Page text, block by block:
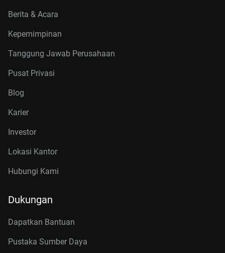
Berita & Acara
Kepemimpinan
Tanggung Jawab Perusahaan
Pusat Privasi
Blog
Karier
Investor
Lokasi Kantor
Hubungi Kami
Dukungan
Dapatkan Bantuan
Pustaka Sumber Daya